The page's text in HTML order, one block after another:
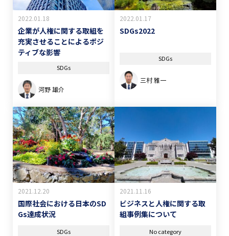
2022.01.18
企業が人権に関する取組を
充実させることによるポジ
ティブな影響
SDGs
河野 雄介
2022.01.17
SDGs2022
SDGs
三村 雅一
2021.12.20
国際社会における日本のSD
Gs達成状況
SDGs
2021.11.16
ビジネスと人権に関する取
組事例集について
No category